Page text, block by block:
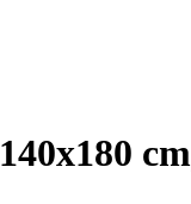
cm